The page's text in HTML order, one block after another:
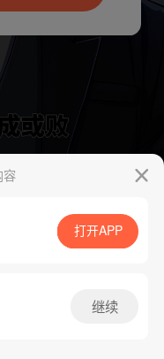
App免费看
App免费看
容
打开APP
继续